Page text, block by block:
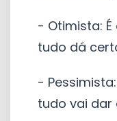
- Otimista:
tudo dá
-
tudo vai dar